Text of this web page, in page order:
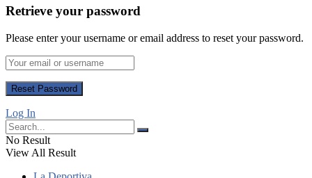
Retrieve your password
Please enter your username or email address to reset your password.
Log In
No Result
View All Result